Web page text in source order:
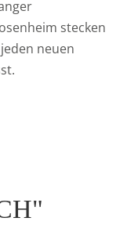
stecken
neuen